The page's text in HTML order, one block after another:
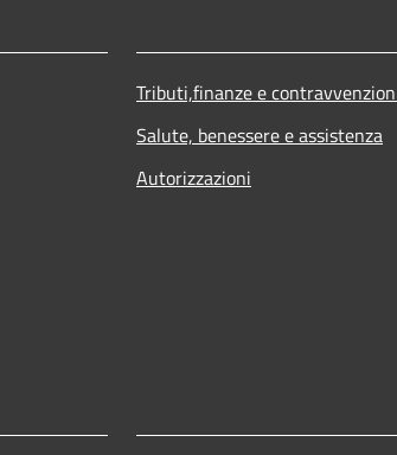
Tributi,finanze e
Salute, benessere e assistenza
Autorizzazioni